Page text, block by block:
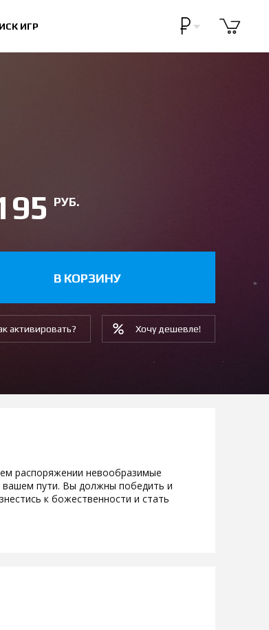
ИГР
РУБ.
В КОРЗИНУ
активировать? Хочу дешевле!
распоряжении невообразимые
вашем пути. Вы должны победить и
к божественности и стать